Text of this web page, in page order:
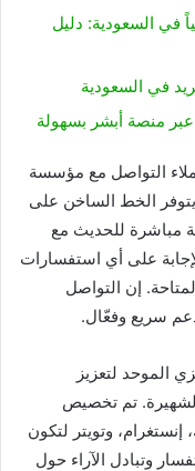
في السعودية: دليل
في السعودية
منصة أبشر بسهولة
التواصل مع مؤسسة
الخط الساخن على
فرصة مباشرة للحديث مع
على أي استفسارات
إن التواصل
سريع وفعّال.
الموحد لتعزيز
تم تخصيص
وتويتر لتكون
وتبادل الآراء حول